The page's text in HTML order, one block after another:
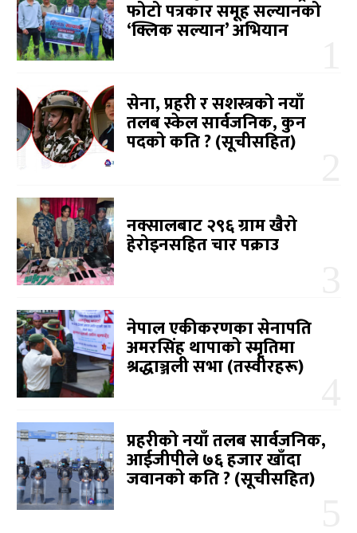
फोटो पत्रकार समूह सल्यानको
‘क्लिक सल्यान’ अभियान
सेना, प्रहरी र सशस्त्रको नयाँ
तलब स्केल सार्वजनिक, कुन
पदको कति ? (सूचीसहित)
नक्सालबाट २९६ ग्राम खैरो
हेरोइनसहित चार पक्राउ
नेपाल एकीकरणका सेनापति
अमरसिंह थापाको स्मृतिमा
श्रद्धाञ्जली सभा (तस्वीरहरू)
प्रहरीको नयाँ तलब सार्वजनिक,
आईजीपीले ७६ हजार खाँदा
जवानको कति ? (सूचीसहित)